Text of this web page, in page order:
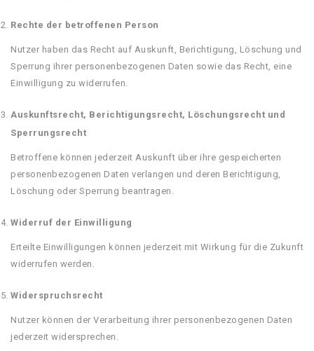
Rechte der betroffenen Person
Nutzer haben das Recht auf Auskunft, Berichtigung, Löschung und
Sperrung ihrer personenbezogenen Daten sowie das Recht, eine
Einwilligung zu widerrufen.
Auskunftsrecht, Berichtigungsrecht, Löschungsrecht und
Sperrungsrecht
Betroffene können jederzeit Auskunft über ihre gespeicherten
personenbezogenen Daten verlangen und deren Berichtigung,
Löschung oder Sperrung beantragen.
Widerruf der Einwilligung
Erteilte Einwilligungen können jederzeit mit Wirkung für die Zukunft
widerrufen werden.
Widerspruchsrecht
Nutzer können der Verarbeitung ihrer personenbezogenen Daten
jederzeit widersprechen.